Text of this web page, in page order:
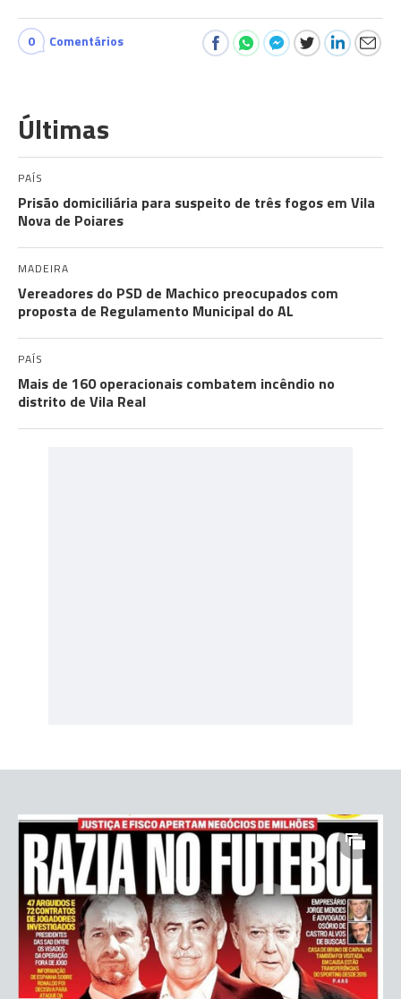
0 Comentários
Últimas
PAÍS
Prisão domiciliária para suspeito de três fogos em Vila
Nova de Poiares
MADEIRA
Vereadores do PSD de Machico preocupados com
proposta de Regulamento Municipal do AL
PAÍS
Mais de 160 operacionais combatem incêndio no
distrito de Vila Real